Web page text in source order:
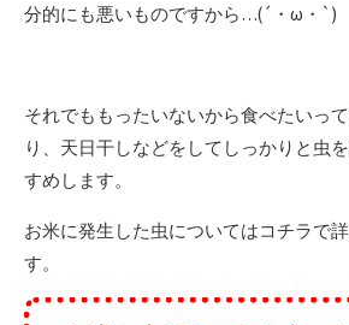
分的にも悪いものですから…(´・ω・`)
それでももったいないから食べたいっ
り、天日干しなどをしてしっかりと虫
すめします。
お米に発生した虫についてはコチラで
す。